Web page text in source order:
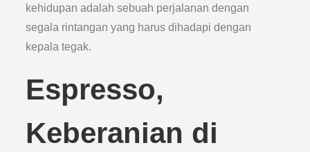
kehidupan adalah sebuah perjalanan dengan
segala rintangan yang harus dihadapi dengan
kepala tegak.
Espresso,
Keberanian di